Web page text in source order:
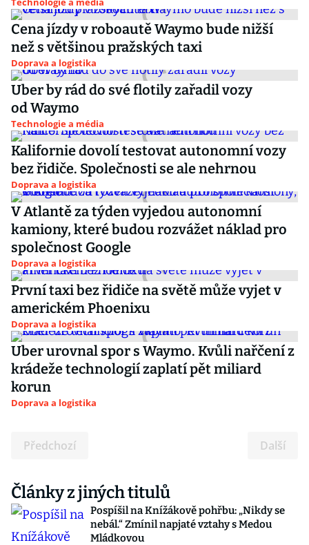
Cena jízdy v roboautě Waymo bude nižší
než s většinou pražských taxi
Doprava a logistika
Uber by rád do své flotily zařadil vozy
od Waymo
Technologie a média
Kalifornie dovolí testovat autonomní vozy
bez řidiče. Společnosti se ale nehrnou
Doprava a logistika
V Atlantě za týden vyjedou autonomní
kamiony, které budou rozvážet náklad pro
společnost Google
Doprava a logistika
První taxi bez řidiče na světě může vyjet v
americkém Phoenixu
Doprava a logistika
Uber urovnal spor s Waymo. Kvůli nařčení z
krádeže technologií zaplatí pět miliard
korun
Doprava a logistika
Předchozí Další
Články z jiných titulů
Pospíšil na Knížákově pohřbu: „Nikdy se
nebál.“ Zmínil napjaté vztahy s Medou
Mládkovou